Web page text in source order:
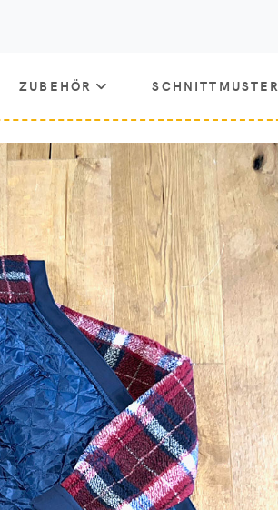
ZUBEHÖR SCHNITTMUSTER